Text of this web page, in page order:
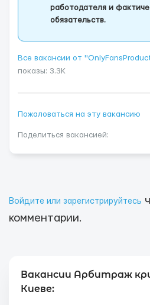
работодателя и
обязательств.
Все вакансии от
показы: 3.3K
Пожаловаться на эту вакансию
Поделиться вакансией:
Войдите или зарегистрируйтесь
комментарии.
Вакансии Арбитраж
Киеве: